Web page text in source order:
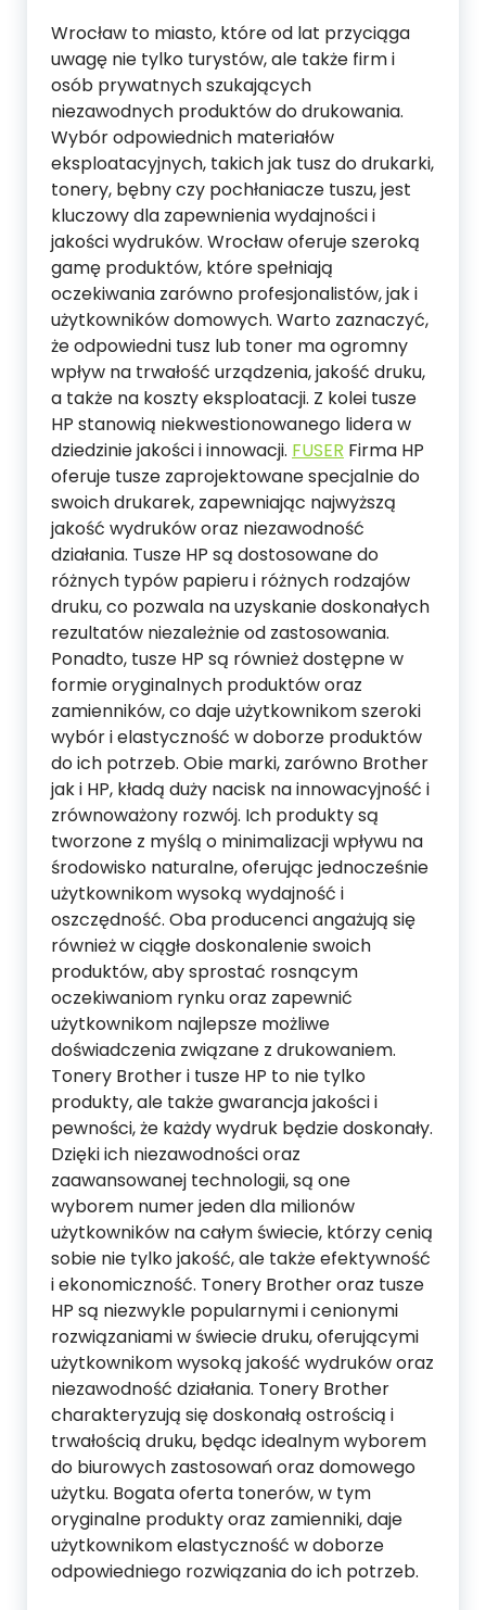
Wrocław to miasto, które od lat przyciąga
uwagę nie tylko turystów, ale także firm i
osób prywatnych szukających
niezawodnych produktów do drukowania.
Wybór odpowiednich materiałów
eksploatacyjnych, takich jak tusz do drukarki,
tonery, bębny czy pochłaniacze tuszu, jest
kluczowy dla zapewnienia wydajności i
jakości wydruków. Wrocław oferuje szeroką
gamę produktów, które spełniają
oczekiwania zarówno profesjonalistów, jak i
użytkowników domowych. Warto zaznaczyć,
że odpowiedni tusz lub toner ma ogromny
wpływ na trwałość urządzenia, jakość druku,
a także na koszty eksploatacji. Z kolei tusze
HP stanowią niekwestionowanego lidera w
dziedzinie jakości i innowacji. FUSER Firma HP
oferuje tusze zaprojektowane specjalnie do
swoich drukarek, zapewniając najwyższą
jakość wydruków oraz niezawodność
działania. Tusze HP są dostosowane do
różnych typów papieru i różnych rodzajów
druku, co pozwala na uzyskanie doskonałych
rezultatów niezależnie od zastosowania.
Ponadto, tusze HP są również dostępne w
formie oryginalnych produktów oraz
zamienników, co daje użytkownikom szeroki
wybór i elastyczność w doborze produktów
do ich potrzeb. Obie marki, zarówno Brother
jak i HP, kładą duży nacisk na innowacyjność i
zrównoważony rozwój. Ich produkty są
tworzone z myślą o minimalizacji wpływu na
środowisko naturalne, oferując jednocześnie
użytkownikom wysoką wydajność i
oszczędność. Oba producenci angażują się
również w ciągłe doskonalenie swoich
produktów, aby sprostać rosnącym
oczekiwaniom rynku oraz zapewnić
użytkownikom najlepsze możliwe
doświadczenia związane z drukowaniem.
Tonery Brother i tusze HP to nie tylko
produkty, ale także gwarancja jakości i
pewności, że każdy wydruk będzie doskonały.
Dzięki ich niezawodności oraz
zaawansowanej technologii, są one
wyborem numer jeden dla milionów
użytkowników na całym świecie, którzy cenią
sobie nie tylko jakość, ale także efektywność
i ekonomiczność. Tonery Brother oraz tusze
HP są niezwykle popularnymi i cenionymi
rozwiązaniami w świecie druku, oferującymi
użytkownikom wysoką jakość wydruków oraz
niezawodność działania. Tonery Brother
charakteryzują się doskonałą ostrością i
trwałością druku, będąc idealnym wyborem
do biurowych zastosowań oraz domowego
użytku. Bogata oferta tonerów, w tym
oryginalne produkty oraz zamienniki, daje
użytkownikom elastyczność w doborze
odpowiedniego rozwiązania do ich potrzeb.